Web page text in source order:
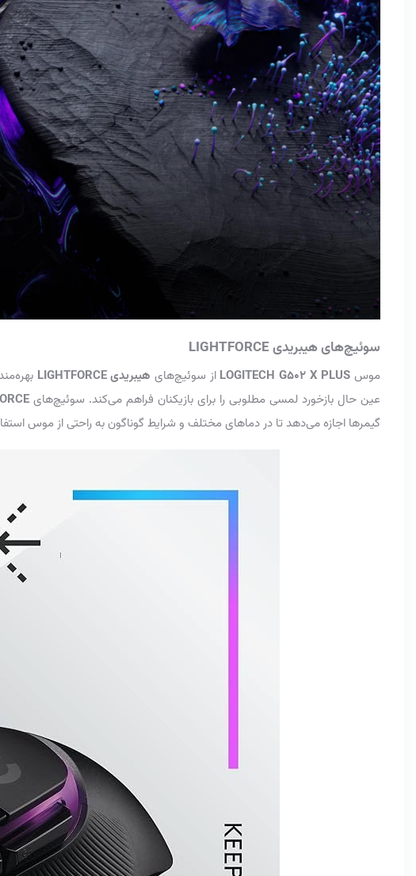
سوئیچ‌های هیبریدی LIGHTFORCE
موس LOGITECH G502 X PLUS از سوئیچ‌های هیبریدی LIGHTFORCE
عین حال بازخورد لمسی مطلوبی را برای بازیکنان فراهم می‌کند. سوئیچ‌های
گیمرها اجازه می‌دهد تا در دماهای مختلف و شرایط گوناگون به راحتی از موس